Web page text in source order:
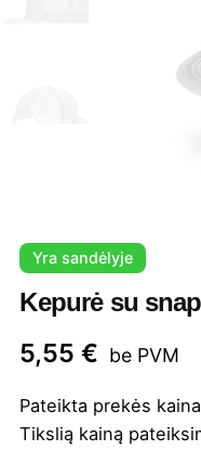
Yra sandėlyje
Kepurė su
5,55€ be PVM
Pateikta prekės
Tikslią kainą